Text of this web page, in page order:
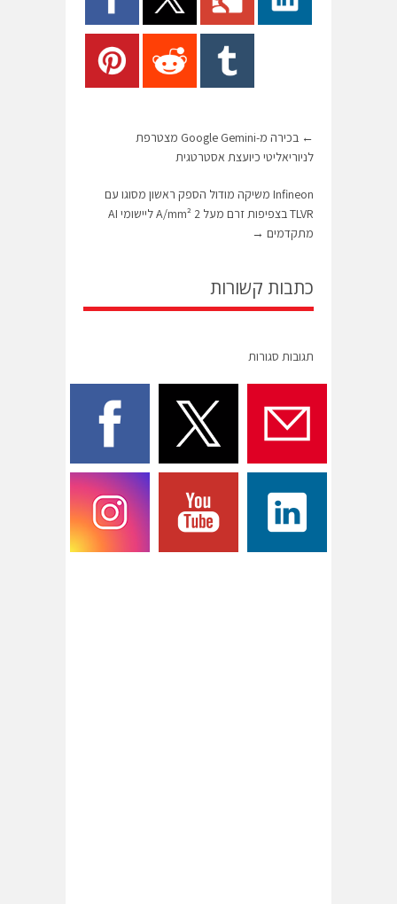
←
בכירה מ-Google Gemini מצטרפת
לניוריאליטי כיועצת אסטרטגית
Infineon משיקה מודול הספק ראשון מסוגו עם
TLVR בצפיפות זרם מעל 2 A/mm² ליישומי AI
מתקדמים →
כתבות קשורות
תגובות סגורות